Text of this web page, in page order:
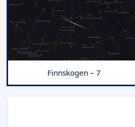
Finnskogen – 7